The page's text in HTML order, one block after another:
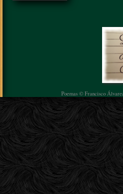
Poemas © Francisco